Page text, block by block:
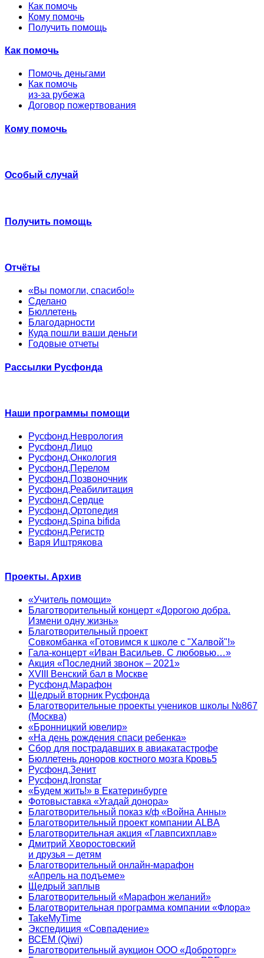
Как помочь
Кому помочь
Получить помощь
Как помочь
Помочь деньгами
Как помочь
из-за рубежа
Договор пожертвования
Кому помочь
Особый случай
Получить помощь
Отчёты
«Вы помогли, спасибо!»
Сделано
Бюллетень
Благодарности
Куда пошли ваши деньги
Годовые отчеты
Рассылки Русфонда
Наши программы помощи
Русфонд.Неврология
Русфонд.Лицо
Русфонд.Онкология
Русфонд.Перелом
Русфонд.Позвоночник
Русфонд.Реабилитация
Русфонд.Сердце
Русфонд.Ортопедия
Русфонд.Spina bifida
Русфонд.Регистр
Варя Иштрякова
Проекты. Архив
«Учитель помощи»
Благотворительный концерт «Дорогою добра.
Измени одну жизнь»
Благотворительный проект
Совкомбанка «Готовимся к школе с "Халвой"!»
Гала-концерт «Иван Васильев. С любовью…»
Акция «Последний звонок – 2021»
XVIII Венский бал в Москве
Русфонд.Марафон
Щедрый вторник Русфонда
Благотворительные проекты учеников школы №867
(Москва)
«Бронницкий ювелир»
«На день рождения спаси ребенка»
Сбор для пострадавших в авиакатастрофе
Бюллетень доноров костного мозга Кровь5
Русфонд.Зенит
Русфонд.Ironstar
«Будем жить!» в Екатеринбурге
Фотовыставка «Угадай донора»
Благотворительный показ к/ф «Война Анны»
Благотворительный проект компании ALBA
Благотворительная акция «Главпсихплав»
Дмитрий Хворостовский
и друзья – детям
Благотворительный онлайн‑марафон
«Апрель на подъеме»
Щедрый заплыв
Благотворительный «Марафон желаний»
Благотворительная программа компании «Флора»
TakeMyTime
Экспедиция «Совпадение»
ВСЕМ (Qiwi)
Благотворительный аукцион ООО «Доброторг»